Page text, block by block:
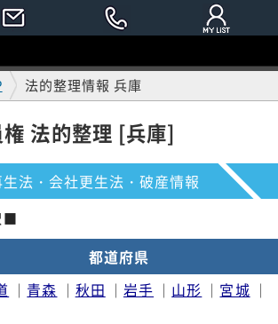
法的整理情報 兵庫
法的整理 [兵庫]
法・会社更生法・破産情報
■
都道府県
｜ 青森 ｜ 秋田 ｜ 岩手 ｜ 山形 ｜ 宮城 ｜